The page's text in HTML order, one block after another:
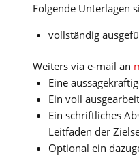
Folgende Unterlagen
vollständig
Weiters via e-mail an
Eine
Ein voll
Ein schriftliches
Leitfaden der
Optional ein